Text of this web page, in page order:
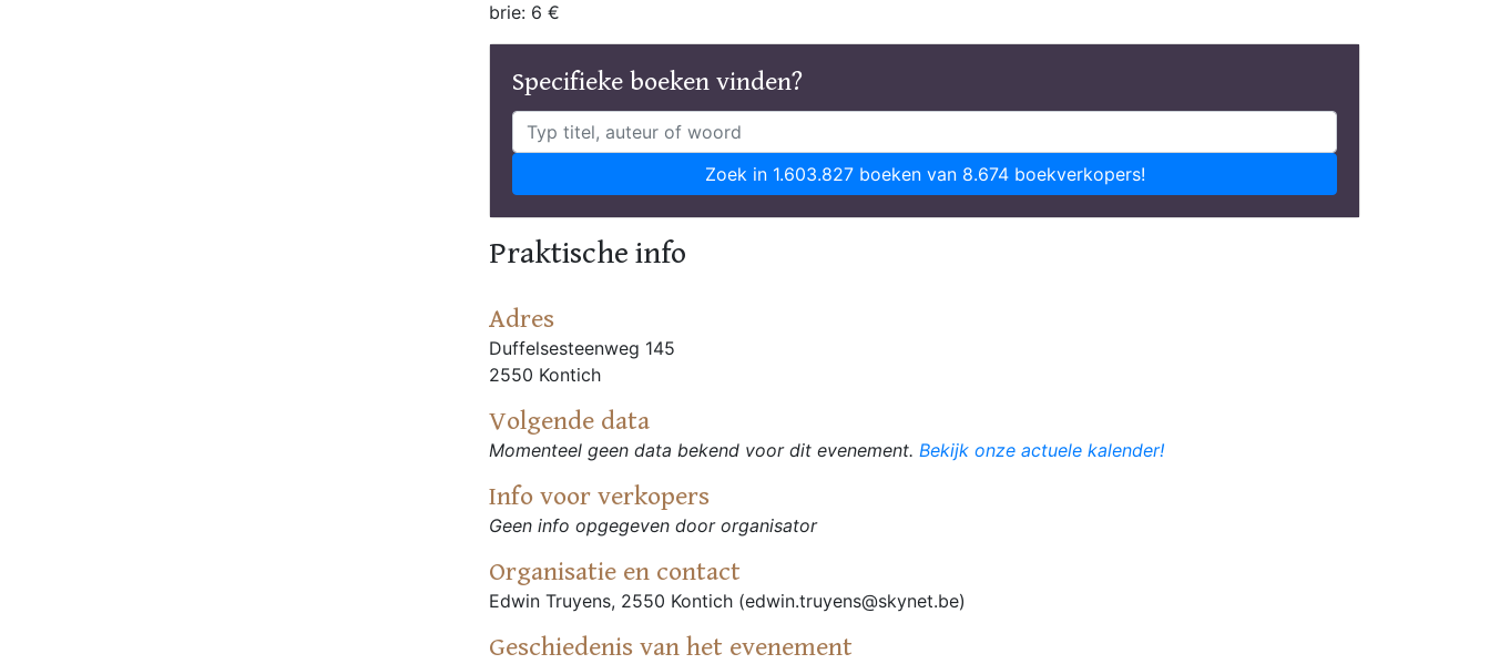
brie: 6 €
Specifieke boeken vinden?
Zoek in 1.603.827 boeken van 8.674 boekverkopers!
Praktische info
Adres
Duffelsesteenweg 145
2550 Kontich
Volgende data
Momenteel geen data bekend voor dit evenement. Bekijk onze actuele kalender!
Info voor verkopers
Geen info opgegeven door organisator
Organisatie en contact
Edwin Truyens, 2550 Kontich (edwin.truyens@skynet.be)
Geschiedenis van het evenement